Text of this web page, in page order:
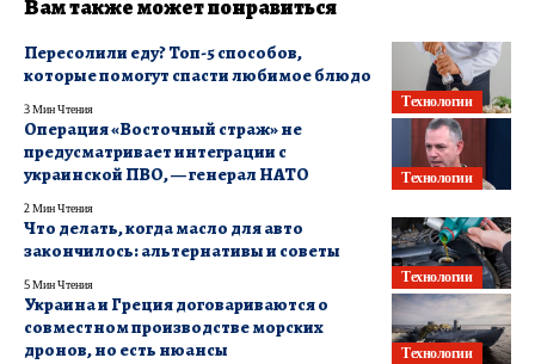
Вам также может понравиться
Технологии
Пересолили еду? Топ-5 способов,
которые помогут спасти любимое блюдо
3 Мин Чтения
Технологии
Операция «Восточный страж» не
предусматривает интеграции с
украинской ПВО, — генерал НАТО
2 Мин Чтения
Технологии
Что делать, когда масло для авто
закончилось: альтернативы и советы
5 Мин Чтения
Технологии
Украина и Греция договариваются о
совместном производстве морских
дронов, но есть нюансы